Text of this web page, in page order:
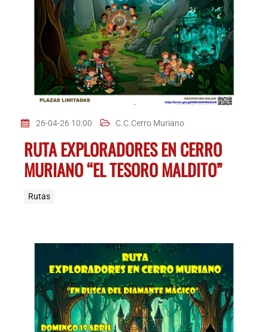
26-04-26 10:00 C.C.Cerro Muriano
RUTA EXPLORADORES EN CERRO
MURIANO “EL TESORO MALDITO”
Rutas